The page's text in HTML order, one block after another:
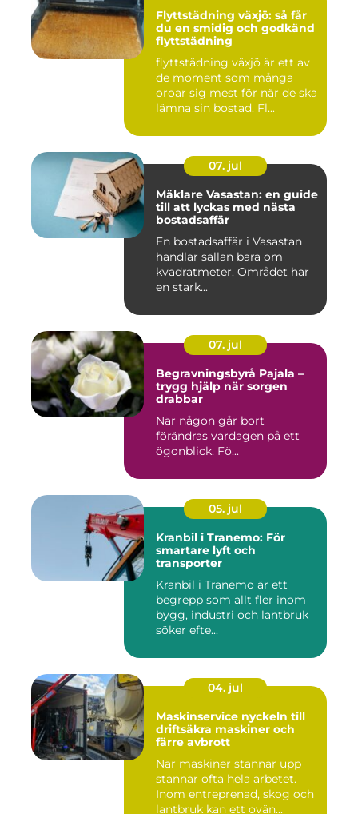
Flyttstädning växjö: så får
du en smidig och godkänd
flyttstädning
flyttstädning växjö är ett av
de moment som många
oroar sig mest för när de ska
lämna sin bostad. Fl...
07. jul
Mäklare Vasastan: en guide
till att lyckas med nästa
bostadsaffär
En bostadsaffär i Vasastan
handlar sällan bara om
kvadratmeter. Området har
en stark...
07. jul
Begravningsbyrå Pajala –
trygg hjälp när sorgen
drabbar
När någon går bort
förändras vardagen på ett
ögonblick. Fö...
05. jul
Kranbil i Tranemo: För
smartare lyft och
transporter
Kranbil i Tranemo är ett
begrepp som allt fler inom
bygg, industri och lantbruk
söker efte...
04. jul
Maskinservice nyckeln till
driftsäkra maskiner och
färre avbrott
När maskiner stannar upp
stannar ofta hela arbetet.
Inom entreprenad, skog och
lantbruk kan ett ovän...